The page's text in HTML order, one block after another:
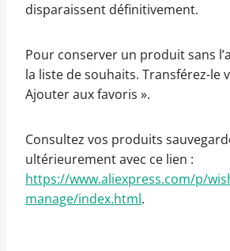
disparaissent définitivement.
Pour conserver un produit sans
la liste de souhaits. Transférez-le
Ajouter aux favoris ».
Consultez vos produits
ultérieurement avec ce lien :
https://www.aliexpress.com/p/
manage/index.html.